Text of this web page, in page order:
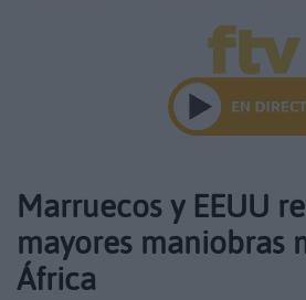
Marruecos y EEUU
mayores maniobras
África